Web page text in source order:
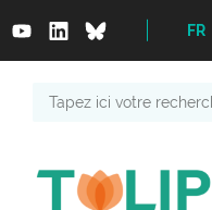
FR